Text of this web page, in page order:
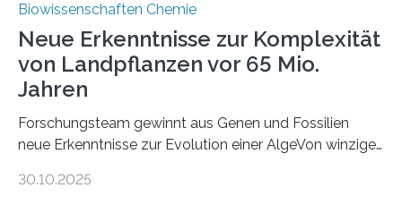
Biowissenschaften Chemie
Neue Erkenntnisse zur Komplexität
von Landpflanzen vor 65 Mio.
Jahren
Forschungsteam gewinnt aus Genen und Fossilien
neue Erkenntnisse zur Evolution einer AlgeVon winzigen
Landpflanzen zählen zu den komplexesten
30.10.2025